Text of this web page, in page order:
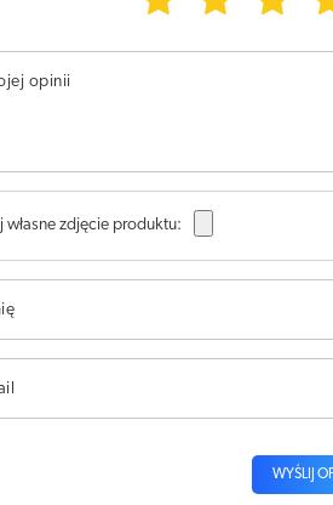
opinii
własne zdjęcie produktu:
WYŚLIJ